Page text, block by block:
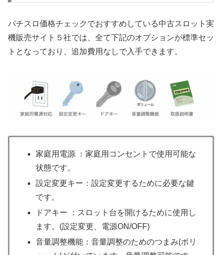
パチスロ価格チェックでおすすめしている中古スロット実
機販売サイト５社では、全て下記のオプションが標準セッ
トとなっており、追加費用なしで入手できます。
家庭用電源 ：家庭用コンセントで使用可能な
状態です。
設定変更キー：設定変更するために必要な鍵
です。
ドアキー ：スロット台を開けるために使用し
ます。(設定変更、電源ON/OFF)
音量調整機能：音量調整のためのつまみ(ボリ